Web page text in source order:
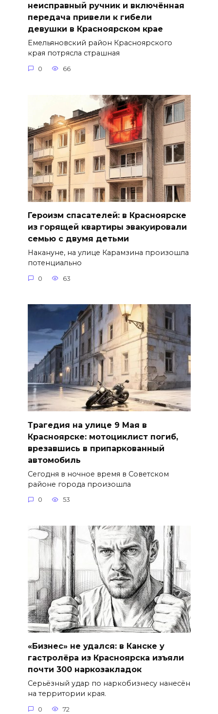
неисправный ручник и включённая
передача привели к гибели
девушки в Красноярском крае
Емельяновский район Красноярского
края потрясла страшная
0 66
Героизм спасателей: в Красноярске
из горящей квартиры эвакуировали
семью с двумя детьми
Накануне, на улице Карамзина произошла
потенциально
0 63
Трагедия на улице 9 Мая в
Красноярске: мотоциклист погиб,
врезавшись в припаркованный
автомобиль
Сегодня в ночное время в Советском
районе города произошла
0 53
«Бизнес» не удался: в Канске у
гастролёра из Красноярска изъяли
почти 300 наркозакладок
Серьёзный удар по наркобизнесу нанесён
на территории края.
0 72